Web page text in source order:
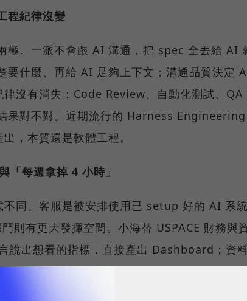
程紀律沒變
極。一派不會跟 AI 溝通，把 spec 全丟給 AI
要什麼、再給 AI 足夠上下文；溝通品質決定
沒有消失：Code Review、自動化測試、
果對不對。近期流行的 Harness
，本質還是軟體工程。
每週拿掉 4 小時」
同。客服是被安排使用已 setup 好的 AI 系
則有更大發揮空間。小海替 USPACE 財務與
說出想看的指標，直接產出 Dashboard；資
去資深資料庫工程師才做得來的優化。
套管理系統；停車場業務則用 AI 寫自動派工